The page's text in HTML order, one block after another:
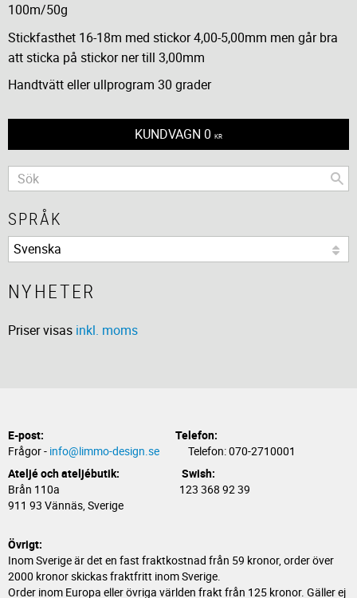
100m/50g
Stickfasthet 16-18m med stickor 4,00-5,00mm men går bra
att sticka på stickor ner till 3,00mm
Handtvätt eller ullprogram 30 grader
KUNDVAGN 0 KR
SPRÅK
NYHETER
Priser visas inkl. moms
E-post:
Telefon:
Frågor - info@limmo-design.se Telefon: 070-2710001
Ateljé och ateljébutik: Swish:
Brån 110a 123 368 92 39
911 93 Vännäs, Sverige
Övrigt:
Inom Sverige är det en fast fraktkostnad från 59 kronor, order över
2000 kronor skickas fraktfritt inom Sverige.
Order inom Europa eller övriga världen frakt från 125 kronor. Gäller ej